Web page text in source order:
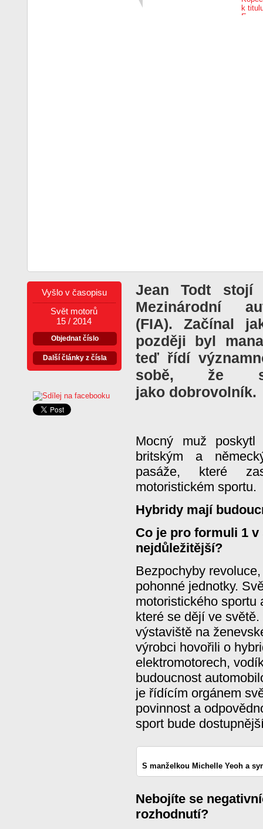
Jean Todt
Mezinárodní
(FIA). Začínal
později byl
teď řídí
sobě, že
jako dobrovolník.
Mocný muž poskytl
britským a
pasáže, které
motoristickém sportu.
Hybridy mají
Co je pro formuli 1 v
nejdůležitější?
Bezpochyby
pohonné jednotky.
motoristického sportu
které se dějí ve
výstaviště na
výrobci hovořili o
elektromotorech,
budoucnost
je řídícím orgánem
povinnost a
sport bude
S manželkou Michelle Yeoh a
Nebojíte se
rozhodnutí?
Vyšlo v časopisu
Svět motorů
15 / 2014
Objednat číslo
Další články z čísla